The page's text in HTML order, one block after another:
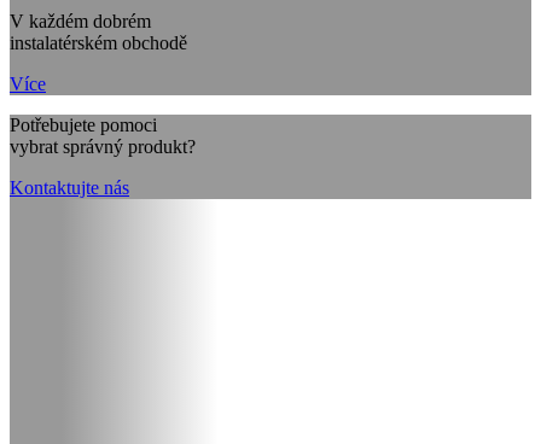
V každém dobrém
instalatérském obchodě
Více
Potřebujete pomoci
vybrat správný produkt?
Kontaktujte nás